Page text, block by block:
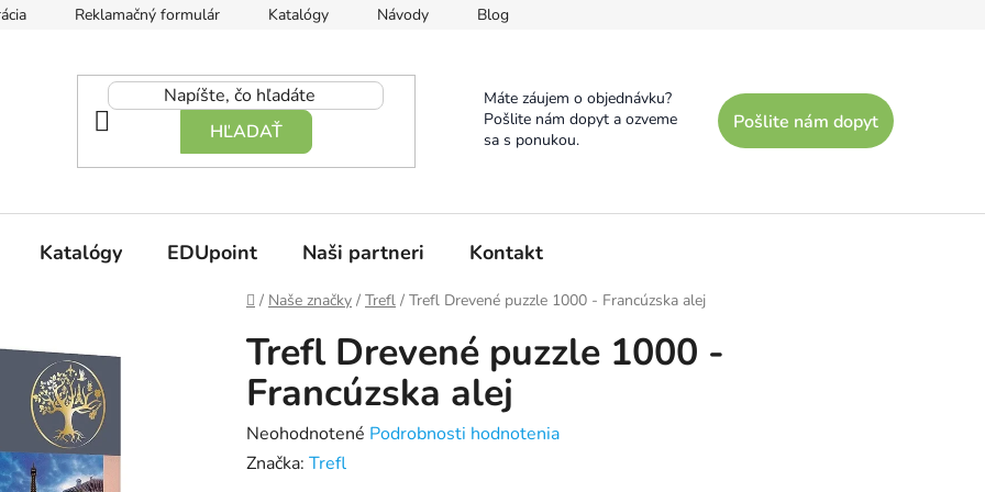
Reklamačný formulár Katalógy Návody Blog
HĽADAŤ
Máte záujem o objednávku?
Pošlite nám dopyt a ozveme
sa s ponukou.
Pošlite nám dopyt
Katalógy EDUpoint Naši partneri Kontakt
Domov
/ Naše značky / Trefl / Trefl Drevené puzzle 1000 - Francúzska alej
Trefl Drevené puzzle 1000 -
Francúzska alej
Priemerné
hodnotenie
Neohodnotené Podrobnosti hodnotenia
Značka: Trefl